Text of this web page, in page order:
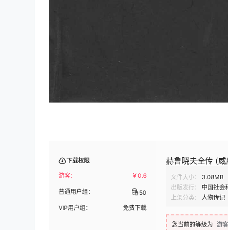
下载权限
游客： ￥0.6
普通用户组： 50
VIP用户组： 免费下载
赫鲁晓夫全传 (
文件大小： 3.08MB
出版发行：
中国社会
上架分类：
人物传记
您当前的等级为 游客